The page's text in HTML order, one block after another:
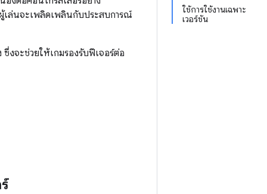
ใช้การใช้งานเฉพาะ
เวอร์ชัน
เล่นจะเพลิดเพลินกับประสบการณ์
จะช่วยให้เกมรองรับฟีเจอร์ต่อ